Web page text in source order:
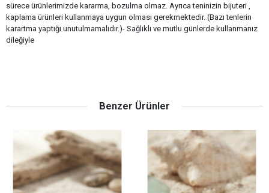
sürece ürünlerimizde kararma, bozulma olmaz. Ayrıca teninizin bijuteri ,
kaplama ürünleri kullanmaya uygun olması gerekmektedir. (Bazı tenlerin
karartma yaptığı unutulmamalıdır.)- Sağlıklı ve mutlu günlerde kullanmanız
dileğiyle
Benzer Ürünler